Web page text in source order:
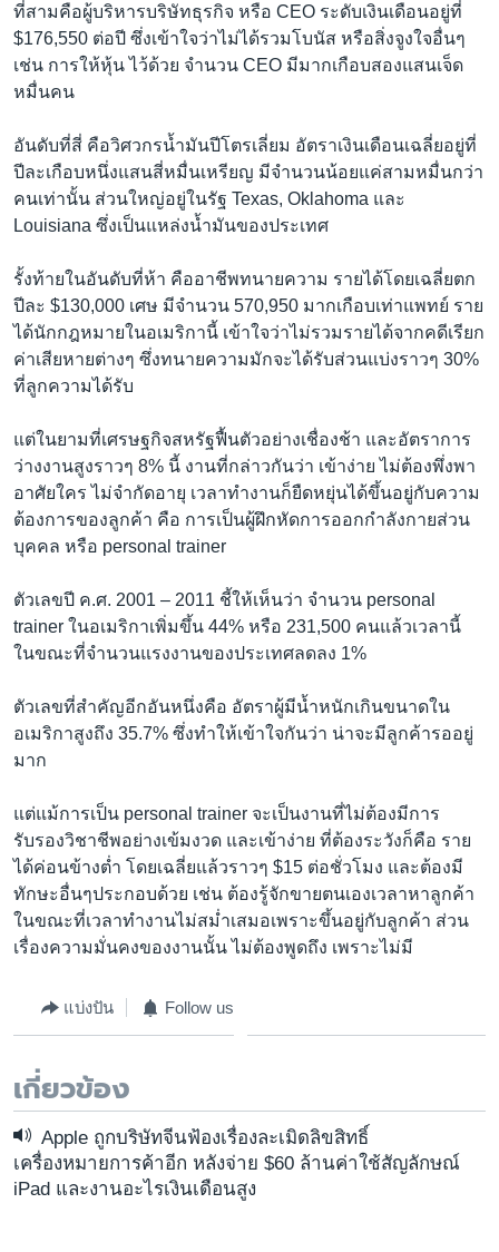
ที่สามคือผู้บริหารบริษัทธุรกิจ หรือ CEO ระดับเงินเดือนอยู่ที่
$176,550 ต่อปี ซึ่งเข้าใจว่าไม่ได้รวมโบนัส หรือสิ่งจูงใจอื่นๆ
เช่น การให้หุ้น ไว้ด้วย จำนวน CEO มีมากเกือบสองแสนเจ็ด
หมื่นคน
อันดับที่สี่ คือวิศวกรน้ำมันปีโตรเลี่ยม อัตราเงินเดือนเฉลี่ยอยู่ที่
ปีละเกือบหนึ่งแสนสี่หมื่นเหรียญ มีจำนวนน้อยแค่สามหมื่นกว่า
คนเท่านั้น ส่วนใหญ่อยู่ในรัฐ Texas, Oklahoma และ
Louisiana ซึ่งเป็นแหล่งน้ำมันของประเทศ
รั้งท้ายในอันดับที่ห้า คืออาชีพทนายความ รายได้โดยเฉลี่ยตก
ปีละ $130,000 เศษ มีจำนวน 570,950 มากเกือบเท่าแพทย์ ราย
ได้นักกฎหมายในอเมริกานี้ เข้าใจว่าไม่รวมรายได้จากคดีเรียก
ค่าเสียหายต่างๆ ซึ่งทนายความมักจะได้รับส่วนแบ่งราวๆ 30%
ที่ลูกความได้รับ
แต่ในยามที่เศรษฐกิจสหรัฐฟื้นตัวอย่างเชื่องช้า และอัตราการ
ว่างงานสูงราวๆ 8% นี้ งานที่กล่าวกันว่า เข้าง่าย ไม่ต้องพึ่งพา
อาศัยใคร ไม่จำกัดอายุ เวลาทำงานก็ยืดหยุ่นได้ขึ้นอยู่กับความ
ต้องการของลูกค้า คือ การเป็นผู้ฝึกหัดการออกกำลังกายส่วน
บุคคล หรือ personal trainer
ตัวเลขปี ค.ศ. 2001 – 2011 ชี้ให้เห็นว่า จำนวน personal
trainer ในอเมริกาเพิ่มขึ้น 44% หรือ 231,500 คนแล้วเวลานี้
ในขณะที่จำนวนแรงงานของประเทศลดลง 1%
ตัวเลขที่สำคัญอีกอันหนึ่งคือ อัตราผู้มีน้ำหนักเกินขนาดใน
อเมริกาสูงถึง 35.7% ซึ่งทำให้เข้าใจกันว่า น่าจะมีลูกค้ารออยู่
มาก
แต่แม้การเป็น personal trainer จะเป็นงานที่ไม่ต้องมีการ
รับรองวิชาชีพอย่างเข้มงวด และเข้าง่าย ที่ต้องระวังก็คือ ราย
ได้ค่อนข้างต่ำ โดยเฉลี่ยแล้วราวๆ $15 ต่อชั่วโมง และต้องมี
ทักษะอื่นๆประกอบด้วย เช่น ต้องรู้จักขายตนเองเวลาหาลูกค้า
ในขณะที่เวลาทำงานไม่สม่ำเสมอเพราะขึ้นอยู่กับลูกค้า ส่วน
เรื่องความมั่นคงของงานนั้น ไม่ต้องพูดถึง เพราะไม่มี
แบ่งปัน Follow us
เกี่ยวข้อง
Apple ถูกบริษัทจีนฟ้องเรื่องละเมิดลิขสิทธิ์
เครื่องหมายการค้าอีก หลังจ่าย $60 ล้านค่าใช้สัญลักษณ์
iPad และงานอะไรเงินเดือนสูง